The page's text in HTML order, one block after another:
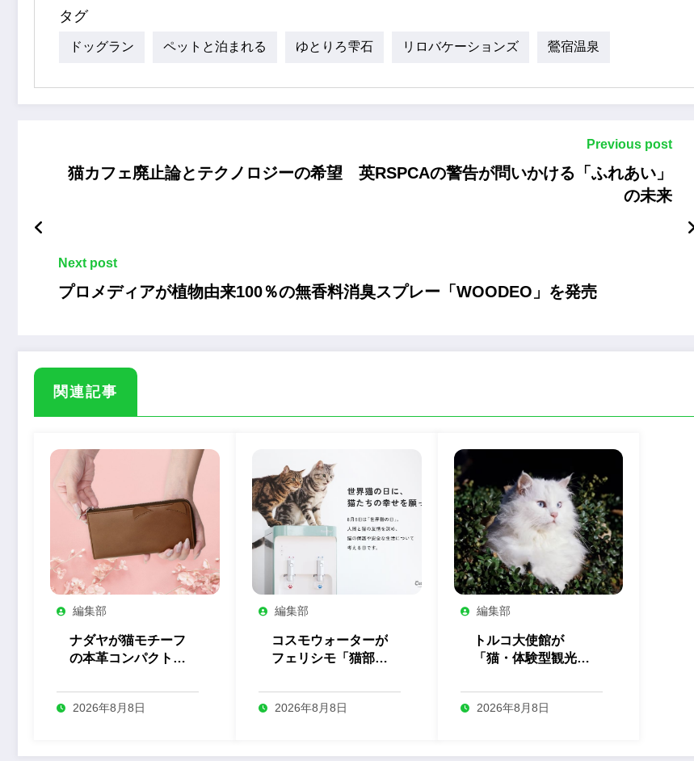
タグ
ドッグラン ペットと泊まれる ゆとりろ雫石 リロバケーションズ 鶯宿温泉
Previous post
猫カフェ廃止論とテクノロジーの希望 英RSPCAの警告が問いかける「ふれあい」
の未来
Next post
プロメディアが植物由来100％の無香料消臭スプレー「WOODEO」を発売
関連記事
編集部
ナダヤが猫モチーフ
の本革コンパクト長
2026年8月8日
編集部
コスモウォーターが
フェリシモ「猫部」
始
2026年8月8日
編集部
トルコ大使館が
「猫・体験型観光」
表
2026年8月8日